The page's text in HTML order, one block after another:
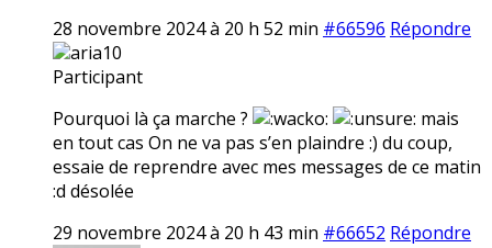
28 novembre 2024 à 20 h 52 min #66596 Répondre
aria10
Participant
Pourquoi là ça marche ?
mais
en tout cas On ne va pas s’en plaindre :) du coup,
essaie de reprendre avec mes messages de ce matin
:d désolée
29 novembre 2024 à 20 h 43 min #66652 Répondre